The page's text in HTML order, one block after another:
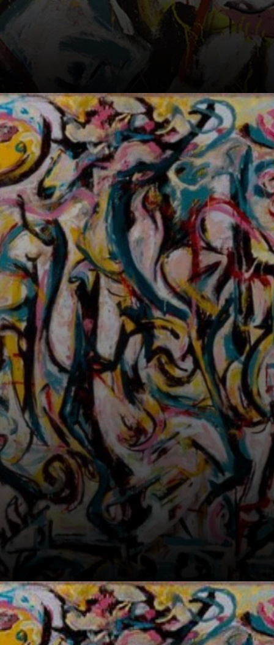
muchos de los
elementos
distintivos del
estilo de Pollock.
Con sus
impresionantes 2
metros de altura
por 6 de largo,
'Mural' es una
verdadera
detonación de
líneas, formas y
colores que
parecen danzar y
entrelazarse en
un frenesí.